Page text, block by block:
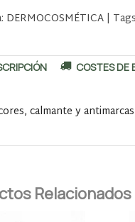
DERMOCOSMÉTICA|
COSTES DE
calmante y
Relacionados